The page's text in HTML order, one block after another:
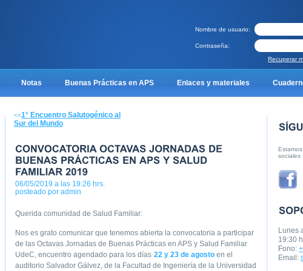
Nombre de usuario:
Contraseña:
Recuperar
Notas Buenas Prácticas en APS Enlaces y materiales
Catalógo cursos UdeC 2014 Olvidé mi contraseña
de buenas prácticas 2016 Formulario pre-inscripción VI jornadas de buenas
de buenas prácticas 2018
de buenas prácticas 2015
Politicas de Privacidad Aplicaciones Moviles Dejanos tu Video Mensaje!
sociales
Lunes
19:30
Fono:
Email:
<<1° Encuentro Salutogénico al
Sur del Mundo
06/05/2019 a las 19:26 hrs.
posteado por admin
Querida comunidad de Salud Familiar:
Nos es grato comunicar que tenemos abierta la convocatoria a participar
de las Octavas Jornadas de Buenas Prácticas en APS y Salud Familiar
UdeC, encuentro agendado para los días 22 y 23 de agosto en el
auditorio Salvador Gálvez, de la Facultad de Ingeniería de la Universidad